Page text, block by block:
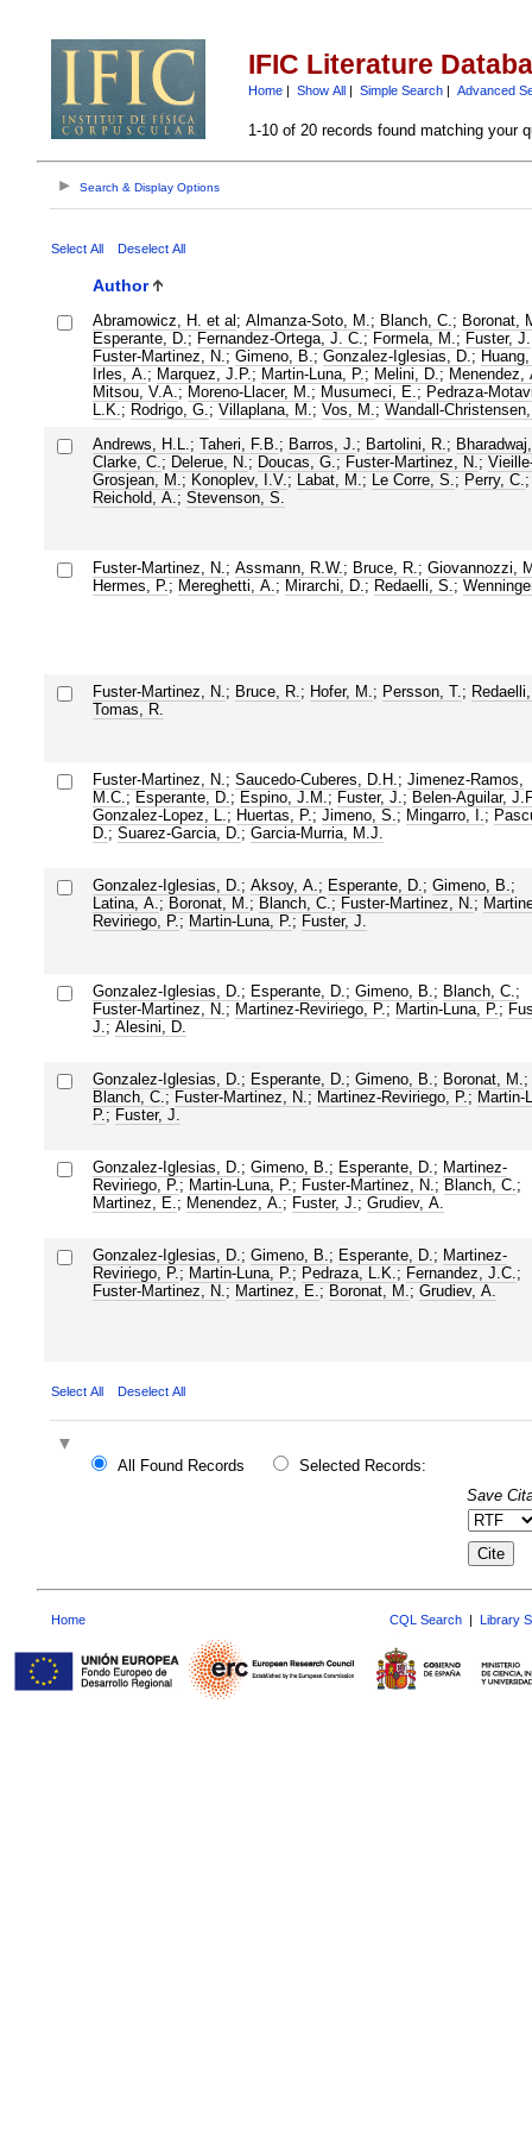
IFIC Literature
Home| Show All| Simple Search| Advanced
1-10 of 20 records found matching your
Search & Display Options
Select All Deselect All
Author
Abramowicz, H. et al ; Almanza-Soto, M. ; Blanch, C. ; Boronat,
Esperante, D. ; Fernandez-Ortega, J. C. ; Formela, M. ; Fuster, J.
Fuster-Martinez, N. ; Gimeno, B. ; Gonzalez-Iglesias, D. ;
Irles, A. ; Marquez, J.P. ; Martin-Luna, P. ; Melini, D. ; Menendez,
Mitsou, V.A. ; Moreno-Llacer, M. ; Musumeci, E. ; Pedraza-
L.K. ; Rodrigo, G. ; Villaplana, M. ; Vos, M. ; Wandall-
Andrews, H.L. ; Taheri, F.B. ; Barros, J. ; Bartolini, R. ;
Clarke, C. ; Delerue, N. ; Doucas, G. ; Fuster-Martinez, N. ;
Grosjean, M. ; Konoplev, I.V. ; Labat, M. ; Le Corre, S. ; Perry, C. ;
Reichold, A. ; Stevenson, S.
Fuster-Martinez, N. ; Assmann, R.W. ; Bruce, R. ; Giovannozzi,
Hermes, P. ; Mereghetti, A. ; Mirarchi, D. ; Redaelli, S. ;
Fuster-Martinez, N. ; Bruce, R. ; Hofer, M. ; Persson, T. ;
Tomas, R.
Fuster-Martinez, N. ; Saucedo-Cuberes, D.H. ; Jimenez-Ramos,
M.C. ; Esperante, D. ; Espino, J.M. ; Fuster, J. ; Belen-Aguilar,
Gonzalez-Lopez, L. ; Huertas, P. ; Jimeno, S. ; Mingarro, I. ;
D. ; Suarez-Garcia, D. ; Garcia-Murria, M.J.
Gonzalez-Iglesias, D. ; Aksoy, A. ; Esperante, D. ; Gimeno, B. ;
Latina, A. ; Boronat, M. ; Blanch, C. ; Fuster-Martinez, N. ;
Reviriego, P. ; Martin-Luna, P. ; Fuster, J.
Gonzalez-Iglesias, D. ; Esperante, D. ; Gimeno, B. ; Blanch, C. ;
Fuster-Martinez, N. ; Martinez-Reviriego, P. ; Martin-Luna, P. ;
J. ; Alesini, D.
Gonzalez-Iglesias, D. ; Esperante, D. ; Gimeno, B. ; Boronat, M. ;
Blanch, C. ; Fuster-Martinez, N. ; Martinez-Reviriego, P. ; Martin-
P. ; Fuster, J.
Gonzalez-Iglesias, D. ; Gimeno, B. ; Esperante, D. ; Martinez-
Reviriego, P. ; Martin-Luna, P. ; Fuster-Martinez, N. ; Blanch, C. ;
Martinez, E. ; Menendez, A. ; Fuster, J. ; Grudiev, A.
Gonzalez-Iglesias, D. ; Gimeno, B. ; Esperante, D. ; Martinez-
Reviriego, P. ; Martin-Luna, P. ; Pedraza, L.K. ; Fernandez, J.C. ;
Fuster-Martinez, N. ; Martinez, E. ; Boronat, M. ; Grudiev, A.
Select All Deselect All
All Found Records
Selected Records:
Save
Home CQL Search Library